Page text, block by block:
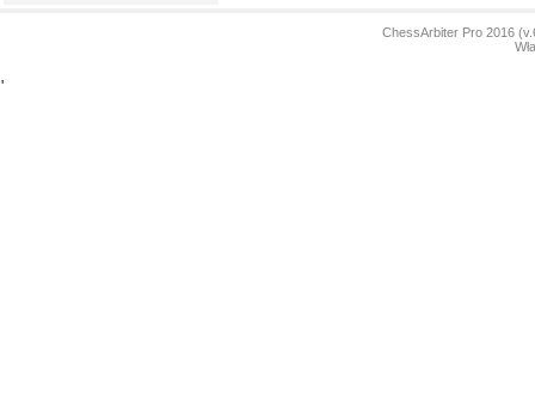
ChessArbiter Pro 2016
'